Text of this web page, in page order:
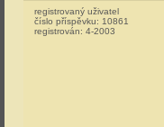
registrovaný uživatel
číslo příspěvku: 10861
registrován: 4-2003